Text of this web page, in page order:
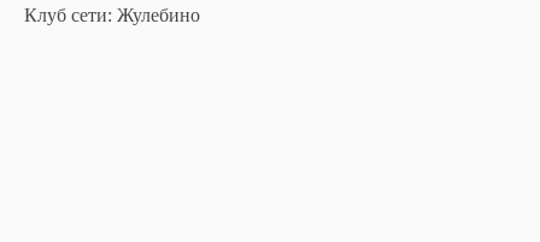
Клуб сети: Жулебино